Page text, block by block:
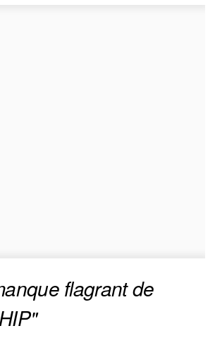
flagrant de